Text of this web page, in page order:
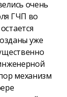
очень
ГЧП во
уже
механизм